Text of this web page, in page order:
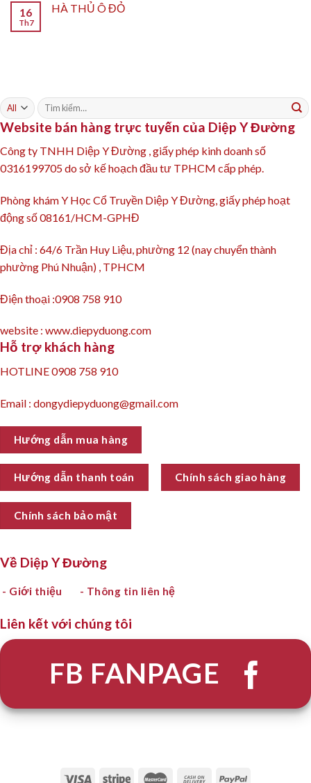
16
Th7
HÀ THỦ Ô ĐỎ
Tìm
kiếm:
Website bán hàng trực tuyến của Diệp Y Đường
Công ty TNHH Diệp Y Đường , giấy phép kinh doanh số
0316199705 do sở kế hoạch đầu tư TPHCM cấp phép.
Phòng khám Y Học Cổ Truyền Diệp Y Đường, giấy phép hoạt
động số 08161/HCM-GPHĐ
Địa chỉ : 64/6 Trần Huy Liệu, phường 12 (nay chuyển thành
phường Phú Nhuận) , TPHCM
Điện thoại :0908 758 910
website : www.diepyduong.com
Hỗ trợ khách hàng
HOTLINE 0908 758 910
Email : dongydiepyduong@gmail.com
Hướng dẫn mua hàng
Hướng dẫn thanh toán Chính sách giao hàng
Chính sách bảo mật
Về Diệp Y Đường
- Giới thiệu - Thông tin liên hệ
Liên kết với chúng tôi
FB FANPAGE